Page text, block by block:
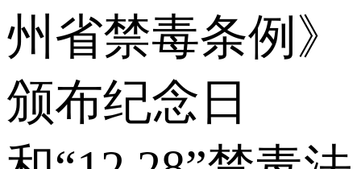
州省禁毒条例》
颁布纪念日